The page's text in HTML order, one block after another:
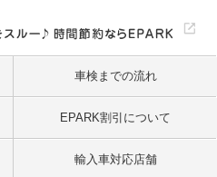
車検までの流れ
EPARK割引について
輸入車対応店舗